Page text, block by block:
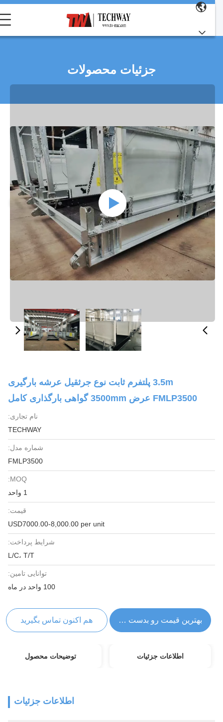
جزئیات محصولات
3.5m پلتفرم ثابت نوع جرثقیل عرشه بارگیری
FMLP3500 عرض 3500mm گواهی بارگذاری کامل
نام تجاری:
TECHWAY
شماره مدل:
FMLP3500
MOQ:
قیمت:
USD7000.00-8,000.00 per unit
شرایط پرداخت:
L/C، T/T
توانایی تامین:
100 واحد در ماه
بهترین قیمت رو بدست بیار هم اکنون تماس بگیرید
اطلاعات جزئیات توضیحات محصول
اطلاعات جزئیات